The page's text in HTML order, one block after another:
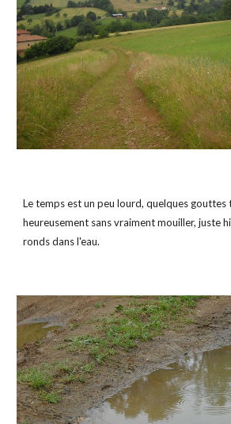
Le temps est un peu lourd, quelques
heureusement sans vraiment mouiller, juste
ronds dans l'eau.